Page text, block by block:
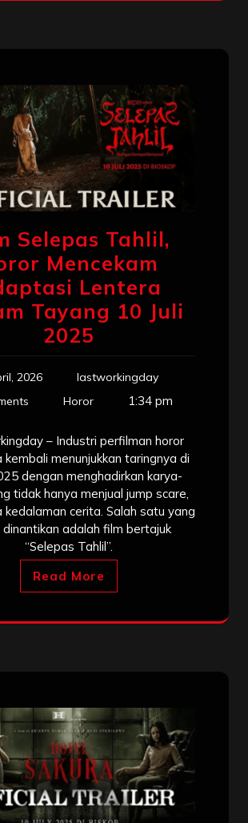
Selepas Tahlil,
Mencekam
Lentera
Tayang 10 Juli
2025
2026
lastworkingday
Horor 1:34 pm
– Industri perfilman horor
kembali menunjukkan taringnya di
dengan menghadirkan karya-
tidak hanya menjual jump scare,
cerita. Salah satu yang
dinantikan adalah film bertajuk
“Selepas Tahlil”.
Read More